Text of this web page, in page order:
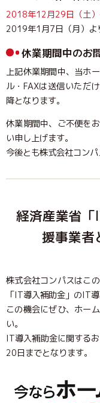
2018年12月29日（土
2019年1月7日（月）よ
休業期間中のお
上記休業期間中、当ホ
ル・FAXは送信いただ
降となります。
休業期間中、ご不便を
い申し上げます。
今後とも株式会社コン
経済産業省
援事業者
株式会社コンパスはこ
「IT導入補助金」のIT
この機会にぜひ、ホー
い。
IT導入補助金に関する
20日までとなります。